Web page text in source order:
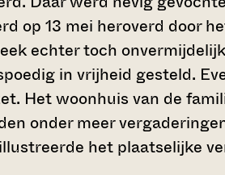
op 13 mei heroverd door
echter toch
in vrijheid gesteld.
Het woonhuis van de
onder meer
het plaatselijke